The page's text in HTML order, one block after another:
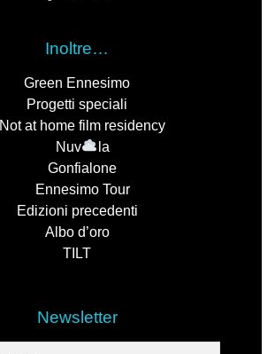
Inoltre…
Green Ennesimo
Progetti speciali
Not at home film residency
Nuv
la
Gonfialone
Ennesimo Tour
Edizioni precedenti
Albo d’oro
TILT
Newsletter